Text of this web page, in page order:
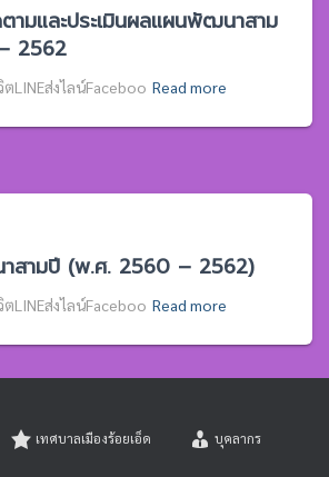
ามและประเมินผลแผนพัฒนาสาม
2562
LINEส่งไลน์Faceboo Read more
สามปี (พ.ศ. 2560 – 2562)
LINEส่งไลน์Faceboo Read more
เทศบาลเมืองร้อยเอ็ด บุคลากร